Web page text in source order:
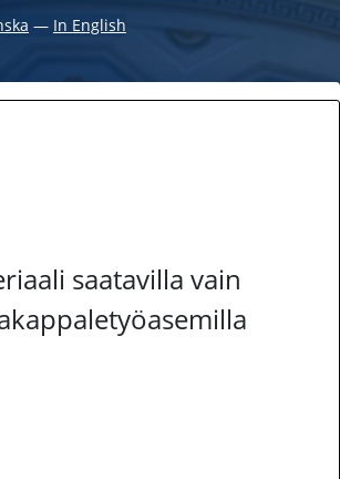
― In English
saatavilla vain